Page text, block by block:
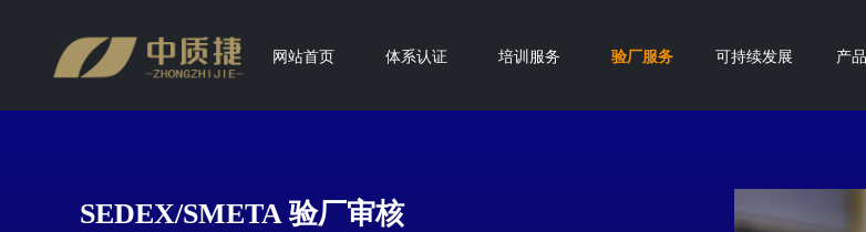
网站首页 体系认证 培训服务 验厂服务 可持续发展 产
SEDEX/SMETA 验厂审核